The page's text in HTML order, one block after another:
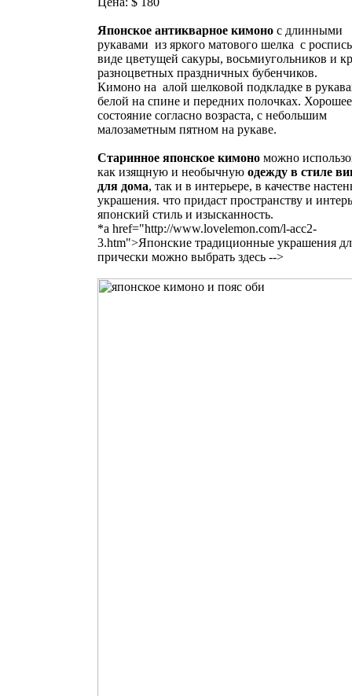
Японское антикварное кимонос длинными
рукавами из яркого матового шелка с
виде цветущей сакуры, восьмиугольников и
разноцветных праздничных бубенчиков.
Кимоно на алой шелковой подкладке в
белой на спине и передних полочках.
состояние согласно возраста, с небольшим
малозаметным пятном на рукаве.
Старинное японское кимономожно
как изящную и необычную одежду в стиле
для дома, так и в интерьере, в качестве
украшения. что придаст пространству и
японский стиль и изысканность.
*a href="http://www.lovelemon.com/l-acc2-
3.htm">Японские традиционные украшения
прически можно выбрать здесь -->